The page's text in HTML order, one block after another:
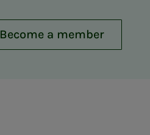
Become a member